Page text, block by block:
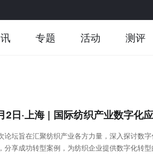
专题 活动 测评
2日·上海 | 国际纺织产业数字化
论坛旨在汇聚纺织产业各方力量，深入探讨数
分享成功转型案例，为纺织企业提供数字化转